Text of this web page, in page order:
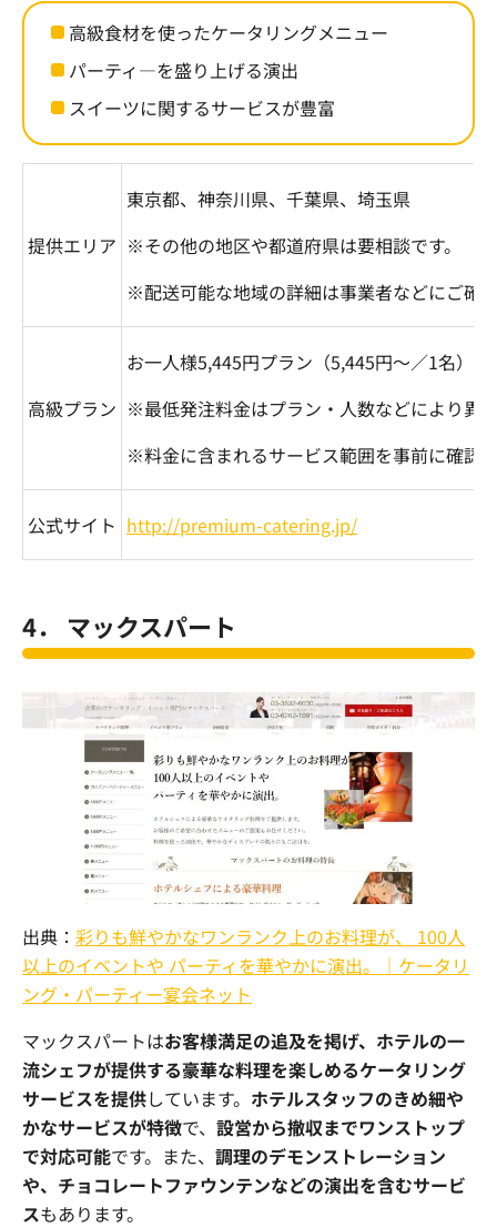
高級食材を使ったケータリングメニュー
パーティ―を盛り上げる演出
スイーツに関するサービスが豊富
提供エリア
東京都、神奈川県、千葉県、埼玉県
※その他の地区や都道府県は要相談です。
※配送可能な地域の詳細は事業者などにご確
高級プラン
お一人様5,445円プラン（5,445円～／1名）
※最低発注料金はプラン・人数などにより異
※料金に含まれるサービス範囲を事前に確認
公式サイト http://premium-catering.jp/
4． マックスパート
出典： 彩りも鮮やかなワンランク上のお料理が、 100人
以上のイベントや パーティを華やかに演出。｜ケータリ
ング・パーティー宴会ネット
マックスパートはお客様満足の追及を掲げ、ホテルの一
流シェフが提供する豪華な料理を楽しめるケータリング
サービスを提供しています。 ホテルスタッフのきめ細や
かなサービスが特徴で、 設営から撤収までワンストップ
で対応可能です。また、 調理のデモンストレーション
や、チョコレートファウンテンなどの演出を含むサービ
スもあります。